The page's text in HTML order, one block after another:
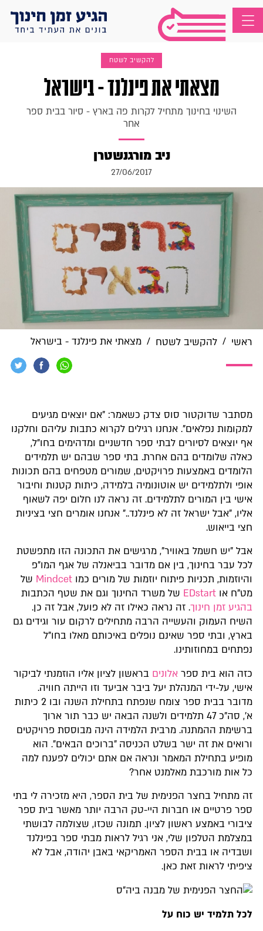
להקשיב לשטח
מצאתי את פינלנד - בישראל
השינוי בחינוך מתחיל לקרות פה בארץ - סיור בבית ספר
אחר
ניב מורגנשטרן
27/06/2017
ראשי / להקשיב לשטח / מצאתי את פינלנד - בישראל
מסתבר שדוקטור סוס צדק כשאמר: "אם יוצאים מגיעים
למקומות נפלאים". אנחנו רגילים לקרוא כתבות עליהם וחלקנו
אף יוצאים לסיורים לבתי ספר חדשניים ומדהימים בחו"ל,
כאלה שלומדים בהם אחרת. בתי ספר שבהם יש תלמידים
הלומדים באמצעות פרויקטים, שמורים מטפחים בהם תכונות
אופי ולתלמידים יש אוטונומיה בלמידה, כיתות קטנות וחיבור
אישי בין המורים לתלמידים. זה נראה לנו חלום יפה לשאוף
אליו, "אבל ישראל זה לא פינלנד.." אנחנו אומרים חצי בציניות
חצי בייאוש.
אבל "יש חשמל באוויר", מרגישים את התכונה הזו מתפשטת
לכל עבר בחינוך, בין אם מדובר בביאנלה של אגף המו"פ
והיוזמות, תכניות פיתוח יוזמות של מורים כמו Mindcet של
מט"ח או EDstart של משרד החינוך וגם את שטף הכתבות
בהגיע זמן חינוך. זה נראה כאילו זה לא פועל, אבל זה כן.
השיח העמוק והעשייה הרבה מתחילים לרקום עור וגידים גם
בארץ, ובתי ספר שאינם נופלים באיכותם מאלו בחו"ל
נפתחים במחוזותינו.
כזה הוא בית ספר אלונים בראשון לציון אליו הוזמנתי לביקור
אישי, על-ידי המנהלת יעל ביבר אביעד וזו הייתה חוויה.
מדובר בבית ספר צומח שנפתח בתחילת השנה ובו 2 כיתות
א', סה"כ 47 תלמידים ולשנה הבאה יש כבר תור ארוך
ברשימת ההמתנה. מרבית הלמידה הינה מבוססת פרויקטים
ורואים את זה ישר בשלט הכניסה "ברוכים הבאים". הוא
מופיע בתחילת המאמר ונראה אם אתם יכולים לפענח למה
כל אות מורכבת מאלמנט אחר?
זה מתחיל בחצר הפנימית של בית הספר, היא מזכירה לי בתי
ספר פרטיים או חברות היי-טק הרבה יותר מאשר בית ספר
ציבורי באמצע ראשון לציון. תמונה שכזו, שצולמה לבושתי
במצלמת הטלפון שלי, אני רגיל לראות מבתי ספר בפינלנד
ושבדיה או בבית הספר האמריקאי באבן יהודה, אבל לא
ציפיתי לראות זאת כאן.
לכל תלמיד יש כוח על